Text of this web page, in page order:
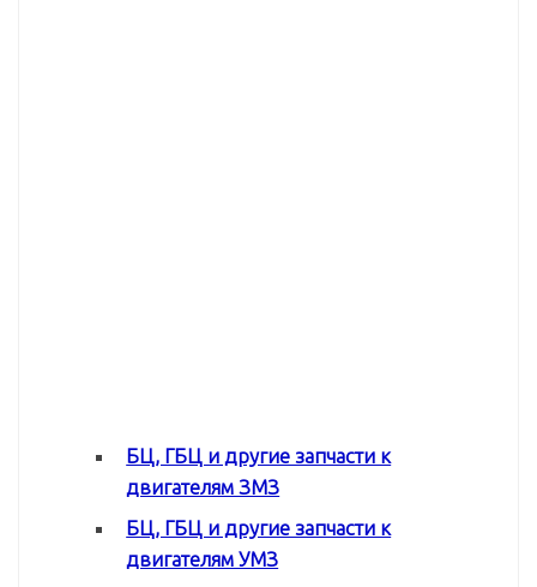
БЦ, ГБЦ и другие запчасти к
двигателям ЗМЗ
БЦ, ГБЦ и другие запчасти к
двигателям УМЗ